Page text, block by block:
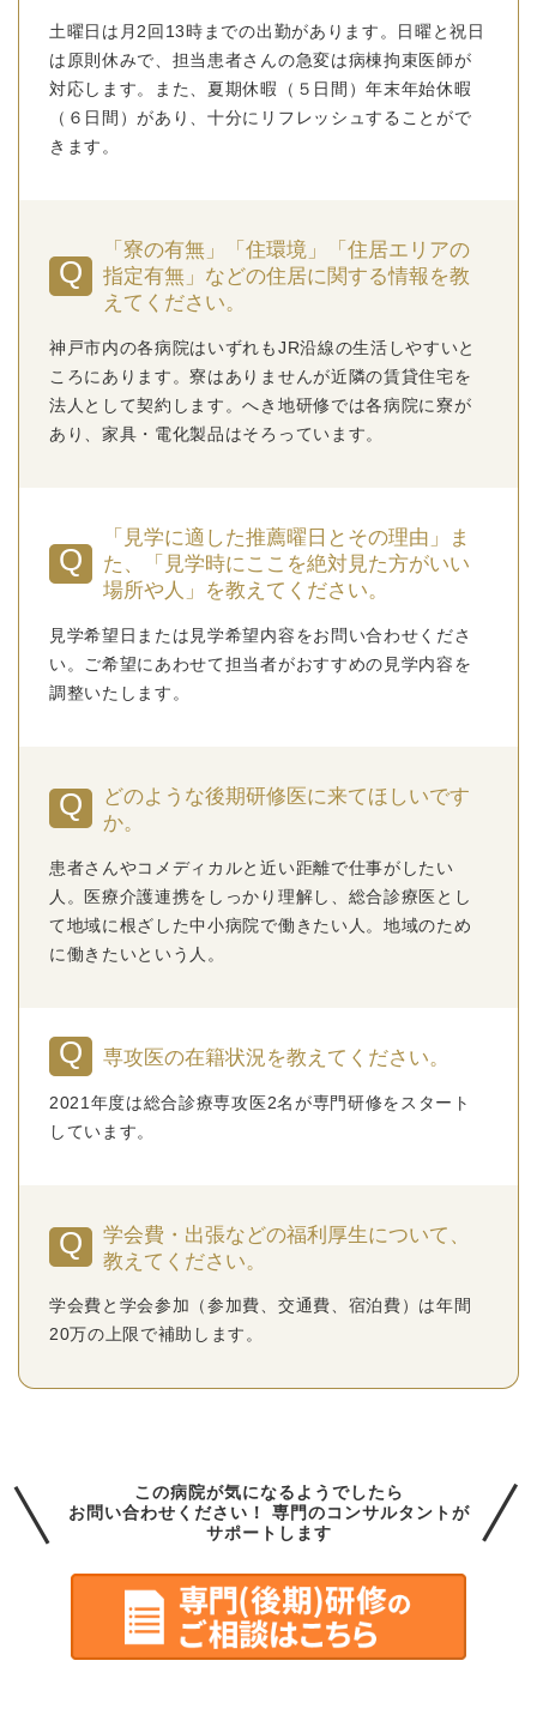
土曜日は月2回13時までの出勤があります。日曜と祝日
は原則休みで、担当患者さんの急変は病棟拘束医師が
対応します。また、夏期休暇（５日間）年末年始休暇
（６日間）があり、十分にリフレッシュすることがで
きます。
「寮の有無」「住環境」「住居エリアの
指定有無」などの住居に関する情報を教
えてください。
神戸市内の各病院はいずれもJR沿線の生活しやすいと
ころにあります。寮はありませんが近隣の賃貸住宅を
法人として契約します。へき地研修では各病院に寮が
あり、家具・電化製品はそろっています。
「見学に適した推薦曜日とその理由」ま
た、「見学時にここを絶対見た方がいい
場所や人」を教えてください。
見学希望日または見学希望内容をお問い合わせくださ
い。ご希望にあわせて担当者がおすすめの見学内容を
調整いたします。
どのような後期研修医に来てほしいです
か。
患者さんやコメディカルと近い距離で仕事がしたい
人。医療介護連携をしっかり理解し、総合診療医とし
て地域に根ざした中小病院で働きたい人。地域のため
に働きたいという人。
専攻医の在籍状況を教えてください。
2021年度は総合診療専攻医2名が専門研修をスタート
しています。
学会費・出張などの福利厚生について、
教えてください。
学会費と学会参加（参加費、交通費、宿泊費）は年間
20万の上限で補助します。
この病院が気になるようでしたら
お問い合わせください！
専門の コンサルタントが
サポートします